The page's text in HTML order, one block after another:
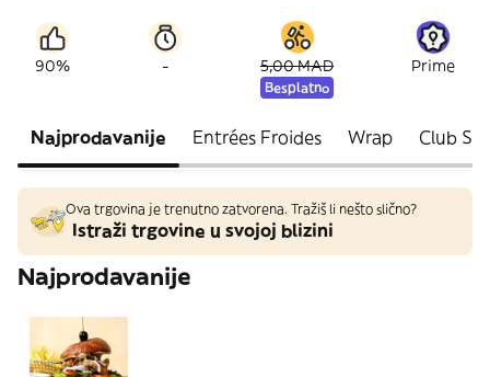
90% - 5,00 MAD
Besplatno
Prime
Najprodavanije Entrées Froides Wrap Club
Ova trgovina je trenutno zatvorena. Tražiš li nešto slično?
Istraži trgovine u svojoj blizini
Najprodavanije